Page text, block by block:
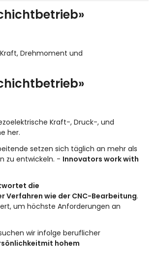
Drehmoment und
Kraft-, Druck-, und
her.
setzen sich täglich an mehr als
zu entwickeln. - Innovators work with
die
wie der CNC-Bearbeitung.
um höchste Anforderungen an
wir infolge beruflicher
mit hohem